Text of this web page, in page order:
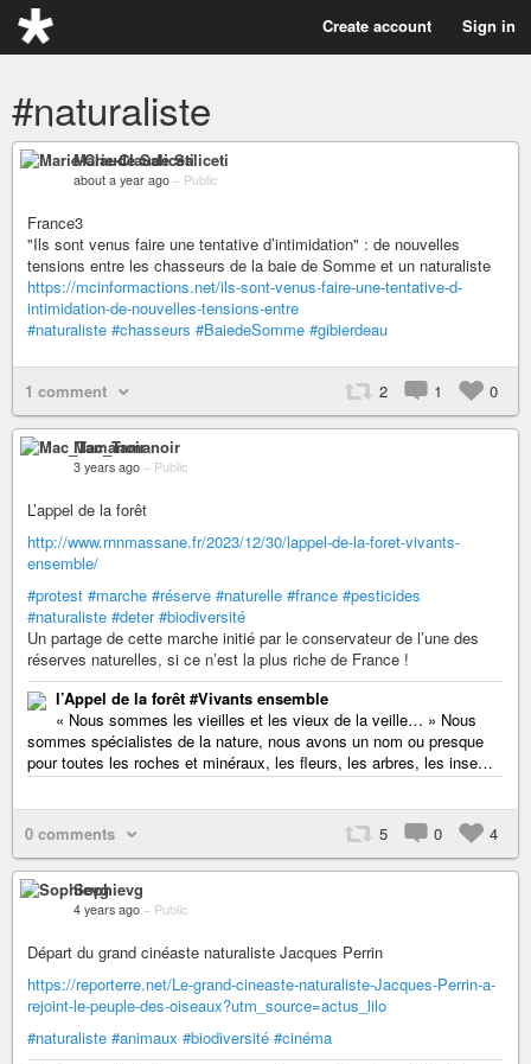
Create account Sign in
#naturaliste
Marie-Claude Saliceti
about a year ago – Public
France3
"Ils sont venus faire une tentative d’intimidation" : de nouvelles
tensions entre les chasseurs de la baie de Somme et un naturaliste
https://mcinformactions.net/ils-sont-venus-faire-une-tentative-d-
intimidation-de-nouvelles-tensions-entre
#naturaliste #chasseurs #BaiedeSomme #gibierdeau
1 comment 2 1 0
Mac_Tamanoir
3 years ago – Public
L’appel de la forêt
http://www.rnnmassane.fr/2023/12/30/lappel-de-la-foret-vivants-
ensemble/
#protest #marche #réserve #naturelle #france #pesticides
#naturaliste #deter #biodiversité
Un partage de cette marche initié par le conservateur de l’une des
réserves naturelles, si ce n’est la plus riche de France !
l’Appel de la forêt #Vivants ensemble
« Nous sommes les vieilles et les vieux de la veille… » Nous
sommes spécialistes de la nature, nous avons un nom ou presque
pour toutes les roches et minéraux, les fleurs, les arbres, les inse…
0 comments 5 0 4
Sophievg
4 years ago – Public
Départ du grand cinéaste naturaliste Jacques Perrin
https://reporterre.net/Le-grand-cineaste-naturaliste-Jacques-Perrin-a-
rejoint-le-peuple-des-oiseaux?utm_source=actus_lilo
#naturaliste #animaux #biodiversité #cinéma